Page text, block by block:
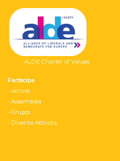
ALDE Charter of Values
Partecipa
- Iscriviti
- Assemblea
- Gruppi
- Diventa Attivista